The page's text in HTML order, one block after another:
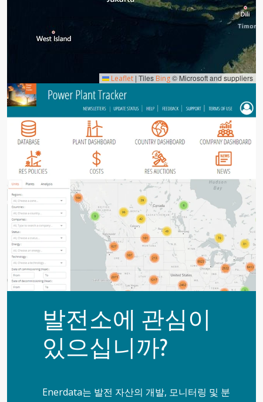
Leaflet | Tiles Bing© Microsoft and suppliers
발전소에 관심이
있으십니까?
Enerdata는 발전 자산의 개발, 모니터링 및 분